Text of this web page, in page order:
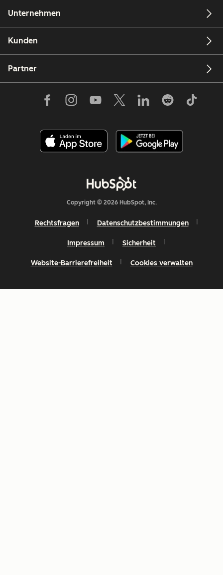
Unternehmen
Kunden
Partner
Copyright © 2026 HubSpot, Inc.
Rechtsfragen Datenschutzbestimmungen
Impressum Sicherheit
Website-Barrierefreiheit Cookies verwalten